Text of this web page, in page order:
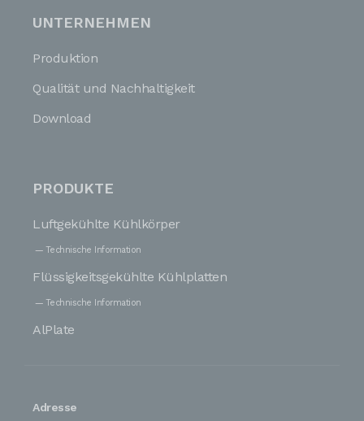
UNTERNEHMEN
Produktion
Qualität und Nachhaltigkeit
Download
PRODUKTE
Luftgekühlte Kühlkörper
Technische Information
Flüssigkeitsgekühlte Kühlplatten
Technische Information
AlPlate
Adresse